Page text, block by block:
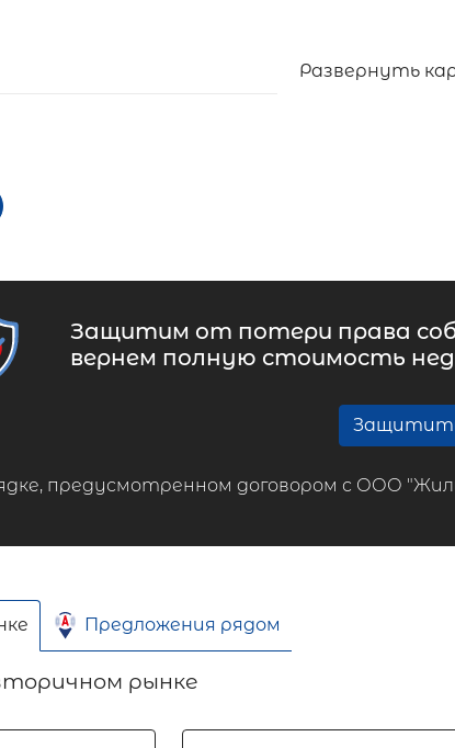
Развернуть
Защитим от потери права
вернем полную стоимость
предусмотренном договором с ООО
Предложения рядом
рынке